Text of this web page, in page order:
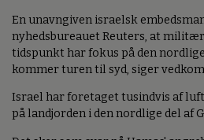
En unavngiven israelsk
nyhedsbureauet Reuters, at
tidspunkt har fokus på den
kommer turen til syd, siger
Israel har foretaget tusindvis af
på landjorden i den nordlige del af